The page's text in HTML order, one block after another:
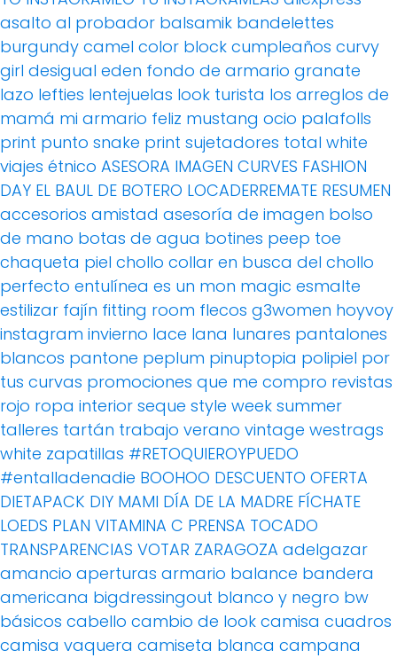
asalto al probador balsamik bandelettes
burgundy camel color block cumpleaños curvy
girl desigual eden fondo de armario granate
lazo lefties lentejuelas look turista los arreglos de
mamá mi armario feliz mustang ocio palafolls
print punto snake print sujetadores total white
viajes étnico ASESORA IMAGEN CURVES FASHION
DAY EL BAUL DE BOTERO LOCADERREMATE RESUMEN
accesorios amistad asesoría de imagen bolso
de mano botas de agua botines peep toe
chaqueta piel chollo collar en busca del chollo
perfecto entulínea es un mon magic esmalte
estilizar fajín fitting room flecos g3women hoyvoy
instagram invierno lace lana lunares pantalones
blancos pantone peplum pinuptopia polipiel por
tus curvas promociones que me compro revistas
rojo ropa interior seque style week summer
talleres tartán trabajo verano vintage westrags
white zapatillas #RETOQUIEROYPUEDO
#entalladenadie BOOHOO DESCUENTO OFERTA
DIETAPACK DIY MAMI DÍA DE LA MADRE FÍCHATE
LOEDS PLAN VITAMINA C PRENSA TOCADO
TRANSPARENCIAS VOTAR ZARAGOZA adelgazar
amancio aperturas armario balance bandera
americana bigdressingout blanco y negro bw
básicos cabello cambio de look camisa cuadros
camisa vaquera camiseta blanca campana